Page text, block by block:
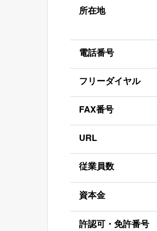
所在地
電話番号
フリーダイヤル
FAX番号
URL
従業員数
資本金
許認可・免許番号